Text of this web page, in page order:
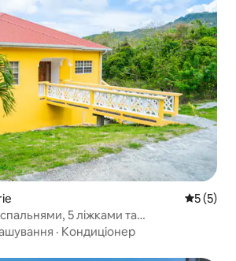
Середня
5 (5)
5 ліжками та
· Кондиціонер